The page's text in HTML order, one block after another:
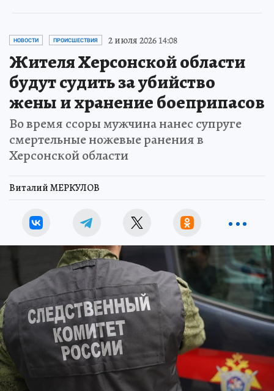
НОВОСТИ ПРОИСШЕСТВИЯ 2 июля 2026 14:08
Жителя Херсонской области
будут судить за убийство
жены и хранение боеприпасов
Во время ссоры мужчина нанес супруге
смертельные ножевые ранения в
Херсонской области
Виталий МЕРКУЛОВ